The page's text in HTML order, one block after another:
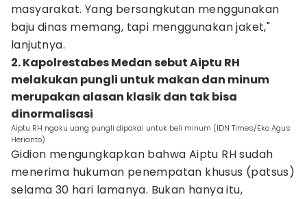
masyarakat. Yang bersangkutan menggunakan
baju dinas memang, tapi menggunakan jaket,"
lanjutnya.
2. Kapolrestabes Medan sebut Aiptu RH
melakukan pungli untuk makan dan minum
merupakan alasan klasik dan tak bisa
dinormalisasi
Aiptu RH ngaku uang pungli dipakai untuk beli minum (IDN Times/Eko Agus
Herianto)
Gidion mengungkapkan bahwa Aiptu RH sudah
menerima hukuman penempatan khusus (patsus)
selama 30 hari lamanya. Bukan hanya itu,